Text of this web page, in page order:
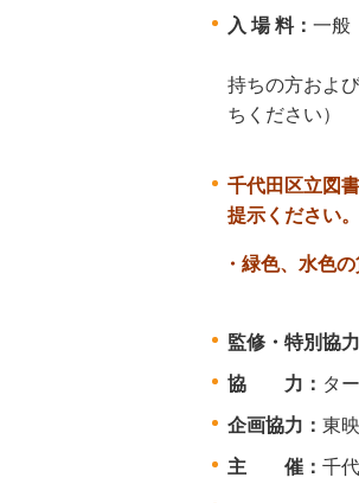
入 場 料： 一般
※千代
持ちの方およ
ちください）
千代田区立図
提示ください。
・緑色、水色
監修・特別協力
協 力： タ
企画協力： 東映
主 催： 千